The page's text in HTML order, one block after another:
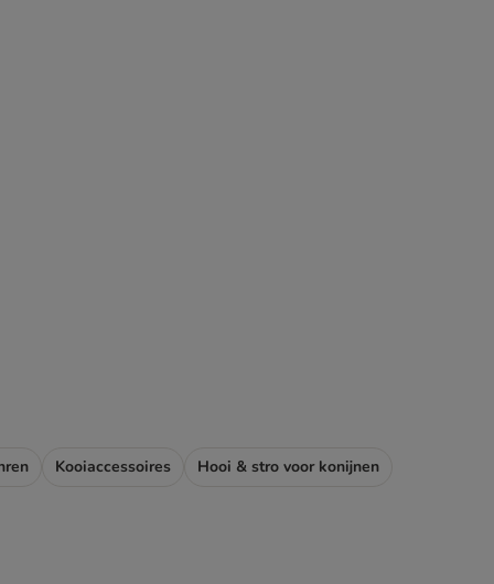
Kooiaccessoires
Hooi & stro voor konijnen